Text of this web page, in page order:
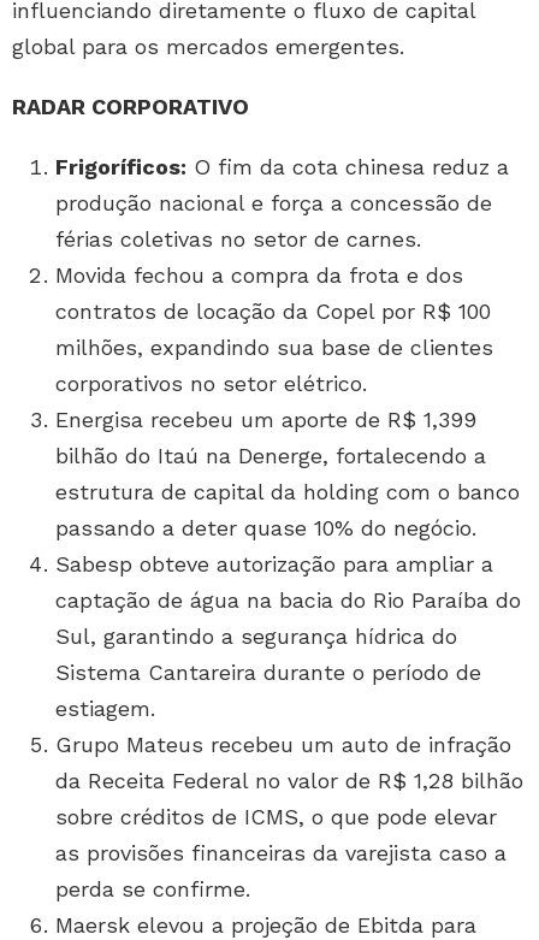
influenciando diretamente o fluxo de capital
global para os mercados emergentes.
RADAR CORPORATIVO
Frigoríficos: O fim da cota chinesa reduz a
produção nacional e força a concessão de
férias coletivas no setor de carnes.
Movida fechou a compra da frota e dos
contratos de locação da Copel por R$ 100
milhões, expandindo sua base de clientes
corporativos no setor elétrico.
Energisa recebeu um aporte de R$ 1,399
bilhão do Itaú na Denerge, fortalecendo a
estrutura de capital da holding com o banco
passando a deter quase 10% do negócio.
Sabesp obteve autorização para ampliar a
captação de água na bacia do Rio Paraíba do
Sul, garantindo a segurança hídrica do
Sistema Cantareira durante o período de
estiagem.
Grupo Mateus recebeu um auto de infração
da Receita Federal no valor de R$ 1,28 bilhão
sobre créditos de ICMS, o que pode elevar
as provisões financeiras da varejista caso a
perda se confirme.
Maersk elevou a projeção de Ebitda para